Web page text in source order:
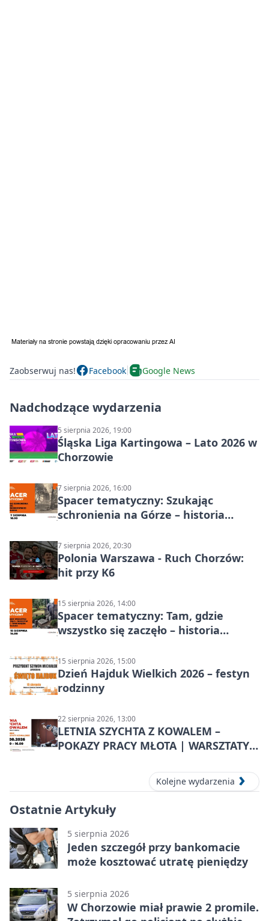
Zaobserwuj nas! Facebook Google News
Nadchodzące wydarzenia
5 sierpnia 2026, 19:00
Śląska Liga Kartingowa – Lato 2026 w
Chorzowie
7 sierpnia 2026, 16:00
Spacer tematyczny: Szukając
schronienia na Górze – historia
7 sierpnia 2026, 20:30
Polonia Warszawa - Ruch Chorzów:
hit przy K6
15 sierpnia 2026, 14:00
Spacer tematyczny: Tam, gdzie
wszystko się zaczęło – historia
15 sierpnia 2026, 15:00
Dzień Hajduk Wielkich 2026 – festyn
rodzinny
22 sierpnia 2026, 13:00
LETNIA SZYCHTA Z KOWALEM –
POKAZY PRACY MŁOTA | WARSZTATY
Kolejne wydarzenia
Ostatnie Artykuły
5 sierpnia 2026
Jeden szczegół przy bankomacie
może kosztować utratę pieniędzy
5 sierpnia 2026
W Chorzowie miał prawie 2 promile.